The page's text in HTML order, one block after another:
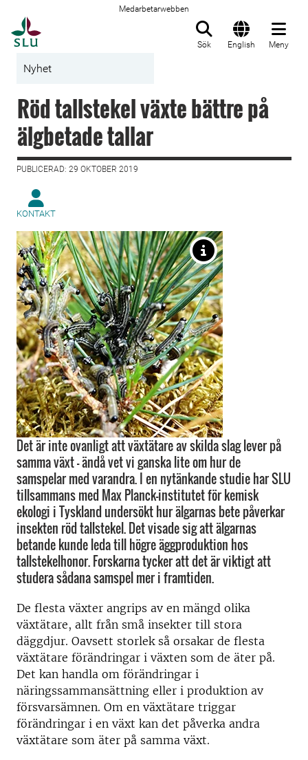
Medarbetarwebben
Sök English Meny
Nyhet
Röd tallstekel växte bättre på
älgbetade tallar
PUBLICERAD: 29 OKTOBER 2019
KONTAKT
Det är inte ovanligt att växtätare av skilda slag lever på
samma växt – ändå vet vi ganska lite om hur de
samspelar med varandra. I en nytänkande studie har SLU
tillsammans med Max Planck-institutet för kemisk
ekologi i Tyskland undersökt hur älgarnas bete påverkar
insekten röd tallstekel. Det visade sig att älgarnas
betande kunde leda till högre äggproduktion hos
tallstekelhonor. Forskarna tycker att det är viktigt att
studera sådana samspel mer i framtiden.
De flesta växter angrips av en mängd olika
växtätare, allt från små insekter till stora
däggdjur. Oavsett storlek så orsakar de flesta
växtätare förändringar i växten som de äter på.
Det kan handla om förändringar i
näringssammansättning eller i produktion av
försvarsämnen. Om en växtätare triggar
förändringar i en växt kan det påverka andra
växtätare som äter på samma växt.